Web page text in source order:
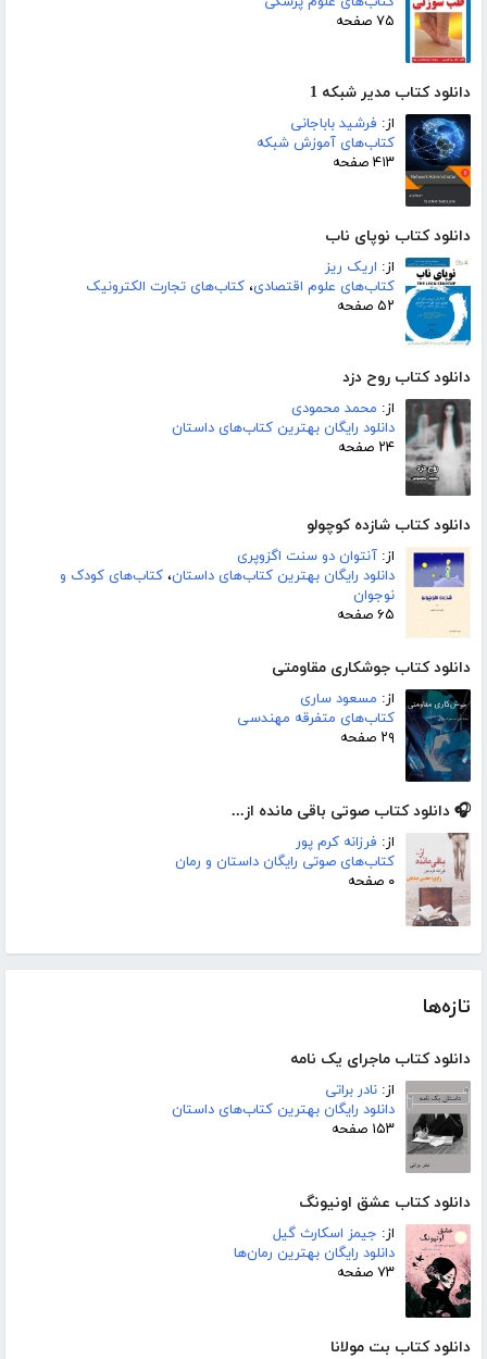
۷۵ صفحه
دانلود کتاب مدیر شبکه 1
از: فرشید باباجانی
کتاب‌های آموزش شبکه
۴۱۳ صفحه
دانلود کتاب نوپای ناب
از: اریک ریز
کتاب‌های علوم اقتصادی، کتاب‌های تجارت الکترونیک
۵۲ صفحه
دانلود کتاب روح دزد
از: محمد محمودی
دانلود رایگان بهترین کتاب‌های داستان
۲۴ صفحه
دانلود کتاب شازده کوچولو
از: آنتوان دو سنت اگزوپری
دانلود رایگان بهترین کتاب‌های داستان، کتاب‌های کودک و
نوجوان
۶۵ صفحه
دانلود کتاب جوشکاری مقاومتی
از: مسعود ساری
کتاب‌های متفرقه مهندسی
۲۹ صفحه
🎧 دانلود کتاب صوتی باقی مانده از...
از: فرزانه کرم پور
کتاب‌های صوتی رایگان داستان و رمان
۰ صفحه
تازه‌ها
دانلود کتاب ماجرای یک نامه
از: نادر براتی
دانلود رایگان بهترین کتاب‌های داستان
۱۵۳ صفحه
دانلود کتاب عشق اونیونگ
از: جیمز اسکارث گیل
دانلود رایگان بهترین رمان‌ها
۷۳ صفحه
دانلود کتاب بت مولانا